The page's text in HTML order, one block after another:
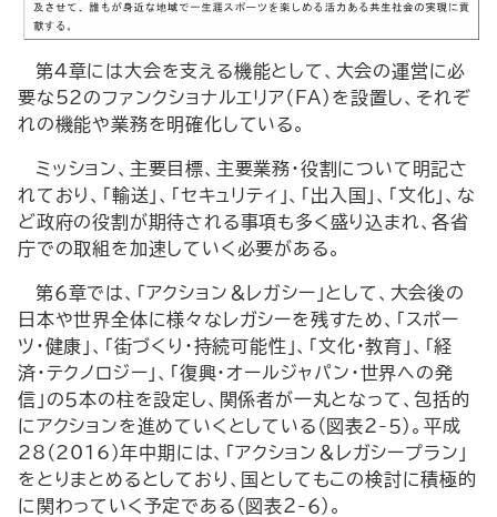
第４章には大会を支える機能として、大会の運営に必
要な52のファンクショナルエリア（FA）を設置し、それぞ
れの機能や業務を明確化している。
ミッション、主要目標、主要業務・役割について明記さ
れており、「輸送」、「セキュリティ」、「出入国」、「文化」、な
ど政府の役割が期待される事項も多く盛り込まれ、各省
庁での取組を加速していく必要がある。
第６章では、「アクション＆レガシー」として、大会後の
日本や世界全体に様々なレガシーを残すため、「スポー
ツ・健康」、「街づくり・持続可能性」、「文化・教育」、「経
済・テクノロジー」、「復興・オールジャパン・世界への発
信」の５本の柱を設定し、関係者が一丸となって、包括的
にアクションを進めていくとしている（図表２-５）。平成
28（2016）年中期には、「アクション＆レガシープラン」
をとりまとめるとしており、国としてもこの検討に積極的
に関わっていく予定である（図表２-６）。